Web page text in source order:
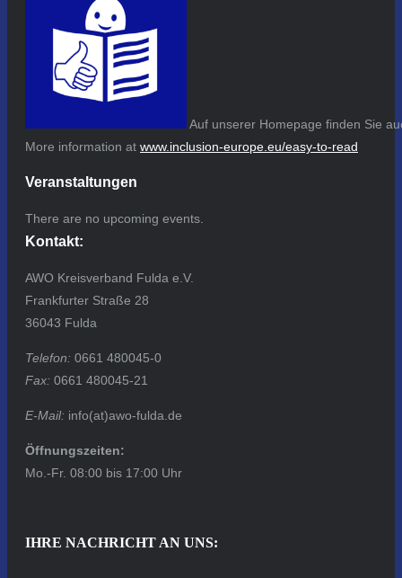
Auf unserer Homepage finden Sie
More information at www.inclusion-europe.eu/easy-to-read
Veranstaltungen
There are no upcoming events.
Kontakt:
AWO Kreisverband Fulda e.V.
Frankfurter Straße 28
36043 Fulda
Telefon: 0661 480045-0
Fax: 0661 480045-21
E-Mail: info(at)awo-fulda.de
Öffnungszeiten:
Mo.-Fr. 08:00 bis 17:00 Uhr
IHRE NACHRICHT AN UNS: